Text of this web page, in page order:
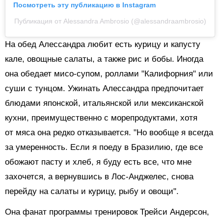
Посмотреть эту публикацию в Instagram
Публикация от Alessandra Ambrosio (@alessandraambrosio)
На обед Алессандра любит есть курицу и капусту
кале, овощные салаты, а также рис и бобы. Иногда
она обедает мисо-супом, роллами "Калифорния" или
суши с тунцом. Ужинать Алессандра предпочитает
блюдами японской, итальянской или мексиканской
кухни, преимущественно с морепродуктами, хотя
от мяса она редко отказывается. "Но вообще я всегда
за умеренность. Если я поеду в Бразилию, где все
обожают пасту и хлеб, я буду есть все, что мне
захочется, а вернувшись в Лос-Анджелес, снова
перейду на салаты и курицу, рыбу и овощи".
Она фанат программы тренировок Трейси Андерсон,